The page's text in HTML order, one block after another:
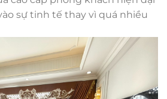
sự tinh tế thay vì quá nhiều